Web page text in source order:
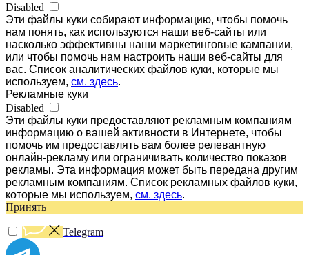
Disabled
Эти файлы куки собирают информацию, чтобы помочь
нам понять, как используются наши веб-сайты или
насколько эффективны наши маркетинговые кампании,
или чтобы помочь нам настроить наши веб-сайты для
вас. Список аналитических файлов куки, которые мы
используем, см. здесь.
Рекламные куки
Disabled
Эти файлы куки предоставляют рекламным компаниям
информацию о вашей активности в Интернете, чтобы
помочь им предоставлять вам более релевантную
онлайн-рекламу или ограничивать количество показов
рекламы. Эта информация может быть передана другим
рекламным компаниям. Список рекламных файлов куки,
которые мы используем, см. здесь.
Принять
Telegram